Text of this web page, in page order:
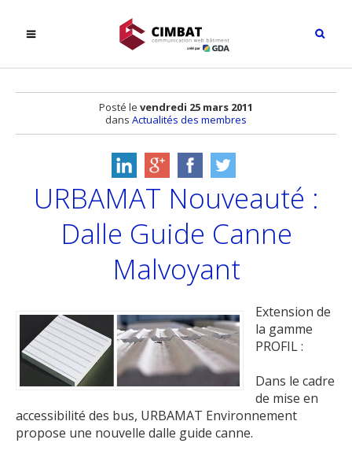
Posté le vendredi 25 mars 2011
dans Actualités des membres
URBAMAT Nouveauté :
Dalle Guide Canne
Malvoyant
Extension de
la gamme
PROFIL :
Dans le cadre
de mise en
accessibilité des bus, URBAMAT Environnement
propose une nouvelle dalle guide canne.